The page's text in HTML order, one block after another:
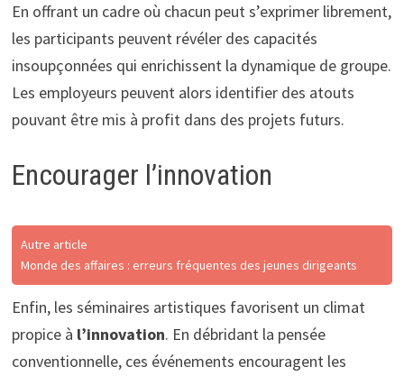
En offrant un cadre où chacun peut s’exprimer librement,
les participants peuvent révéler des capacités
insoupçonnées qui enrichissent la dynamique de groupe.
Les employeurs peuvent alors identifier des atouts
pouvant être mis à profit dans des projets futurs.
Encourager l’innovation
Autre article
Monde des affaires : erreurs fréquentes des jeunes dirigeants
Enfin, les séminaires artistiques favorisent un climat
propice à l’innovation. En débridant la pensée
conventionnelle, ces événements encouragent les